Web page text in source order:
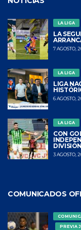
LA LIGA
LA
7 AGOSTO,
LA LIGA
LIGA
6 AGOSTO,
LA LIGA
CON
DIVISIÓN
3 AGOSTO,
COMUNICADOS
PREVIA